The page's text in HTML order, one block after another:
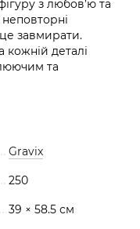
з любов’ю та
завмирати.
кожній деталі
та
Gravix
250
39 × 58.5 см